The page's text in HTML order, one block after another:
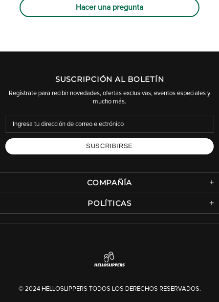
Hacer una pregunta
COMPAÑÍA
POLÍTICAS
SUSCRIPCIÓN AL BOLETÍN
Regístrate para recibir novedades, ofertas exclusivas, eventos especiales y
mucho más.
© 2024 HELLOSLIPPERS TODOS LOS DERECHOS RESERVADOS.